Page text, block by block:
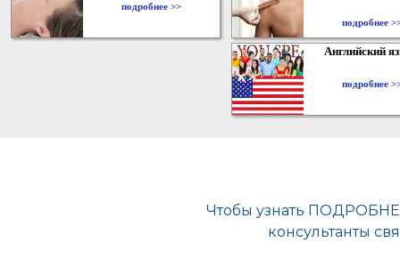
подробнее >>
подробнее
Английский
подробнее